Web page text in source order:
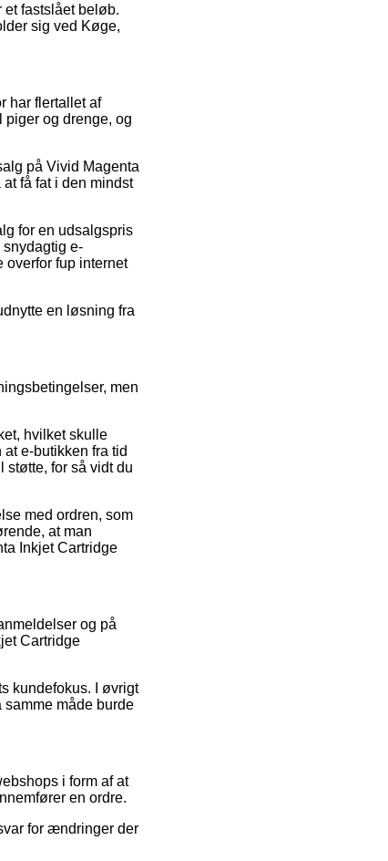
et fastslået beløb.
sig ved Køge,
har flertallet af
og drenge, og
på Vivid Magenta
få fat i den mindst
for en udsalgspris
e-
overfor fup internet
en løsning fra
men
hvilket skulle
e-butikken fra tid
for så vidt du
med ordren, som
at man
Inkjet Cartridge
og på
Cartridge
kundefokus. I øvrigt
måde burde
i form af at
en ordre.
for ændringer der